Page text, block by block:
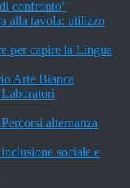
confronto"
alla tavola: utilizzo
per capire la Lingua
Arte Bianca
alternanza
sociale e